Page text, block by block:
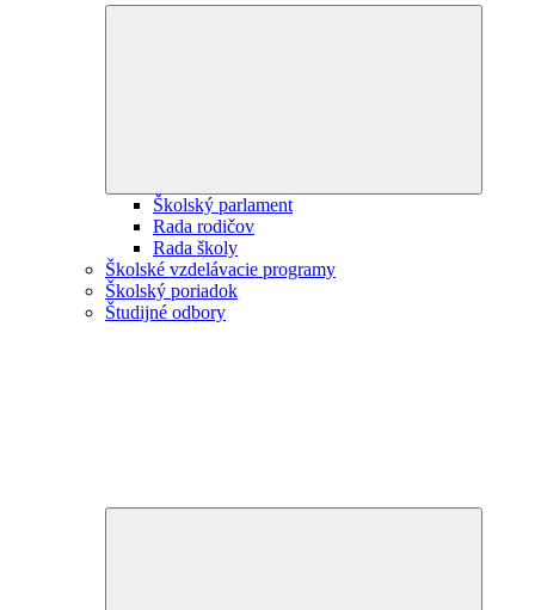
Školský parlament
Rada rodičov
Rada školy
Školské vzdelávacie programy
Školský poriadok
Študijné odbory